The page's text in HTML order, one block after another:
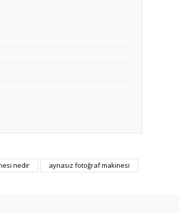
nedir aynasız fotoğraf makinesi